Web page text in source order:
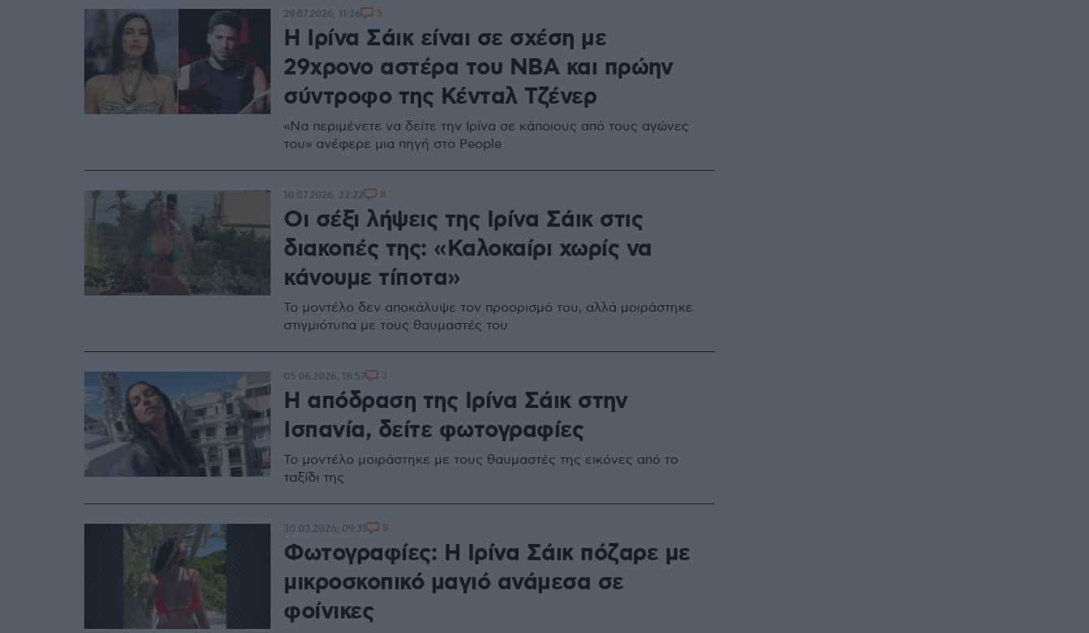
Η Ιρίνα Σάικ είναι σε σχέση με
29χρονο αστέρα του NBA και πρώην
σύντροφο της Κένταλ Τζένερ
«Να περιμένετε να δείτε την Ιρίνα σε κάποιους από τους αγώνες
του» ανέφερε μια πηγή στο People
29.07.2026, 11:26 5
Οι σέξι λήψεις της Ιρίνα Σάικ στις
διακοπές της: «Καλοκαίρι χωρίς να
κάνουμε τίποτα»
Το μοντέλο δεν αποκάλυψε τον προορισμό του, αλλά μοιράστηκε
στιγμιότυπα με τους θαυμαστές του
10.07.2026, 22:22 8
Η απόδραση της Ιρίνα Σάικ στην
Ισπανία, δείτε φωτογραφίες
Το μοντέλο μοιράστηκε με τους θαυμαστές της εικόνες από το
ταξίδι της
05.06.2026, 18:57 3
Φωτογραφίες: Η Ιρίνα Σάικ πόζαρε με
μικροσκοπικό μαγιό ανάμεσα σε
φοίνικες
30.03.2026, 09:31 8